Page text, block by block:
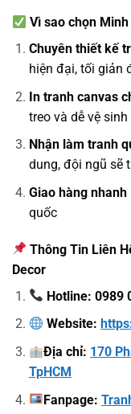
Vì sao chọn
Chuyên thiết kế
hiện đại, tối giản
In tranh canvas
treo và dễ vệ sinh
Nhận làm tranh
dung, đội ngũ sẽ
Giao hàng
quốc
Thông Tin Liên
Decor
Hotline: 0989
Website:
Địa chỉ: 170
TpHCM
Fanpage: